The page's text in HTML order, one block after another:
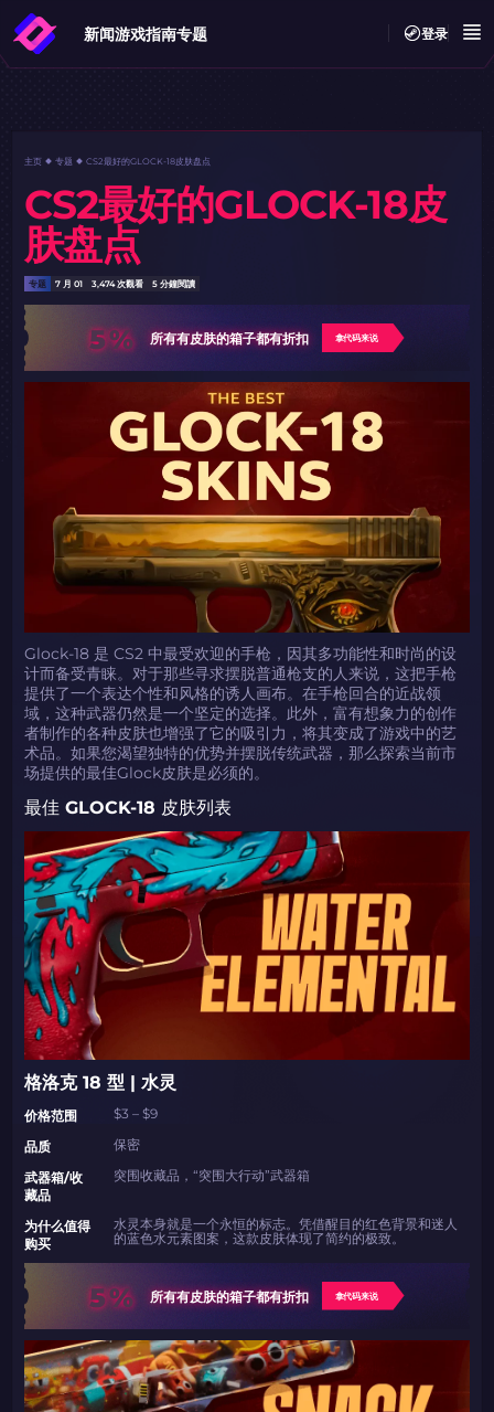
新闻游戏指南专题 登录
主页 专题 CS2最好的GLOCK-18皮肤盘点
CS2最好的GLOCK-18皮
肤盘点
专题 7 月 01 3,474 次觀看 5 分鐘閱讀
5% 所有有皮肤的箱子都有折扣 拿代码来说
Glock-18 是 CS2 中最受欢迎的手枪，因其多功能性和时尚的设
计而备受青睐。对于那些寻求摆脱普通枪支的人来说，这把手枪
提供了一个表达个性和风格的诱人画布。在手枪回合的近战领
域，这种武器仍然是一个坚定的选择。此外，富有想象力的创作
者制作的各种皮肤也增强了它的吸引力，将其变成了游戏中的艺
术品。如果您渴望独特的优势并摆脱传统武器，那么探索当前市
场提供的最佳Glock皮肤是必须的。
最佳 GLOCK-18 皮肤列表
格洛克 18 型 | 水灵
价格范围
$3 – $9
品质
保密
武器箱/收
藏品
突围收藏品，“突围大行动”武器箱
为什么值得
购买
水灵本身就是一个永恒的标志。凭借醒目的红色背景和迷人
的蓝色水元素图案，这款皮肤体现了简约的极致。
5% 所有有皮肤的箱子都有折扣 拿代码来说